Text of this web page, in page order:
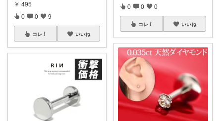
￥ 495
0 0 9
コレ いいね
0 0 0
コレ いいね